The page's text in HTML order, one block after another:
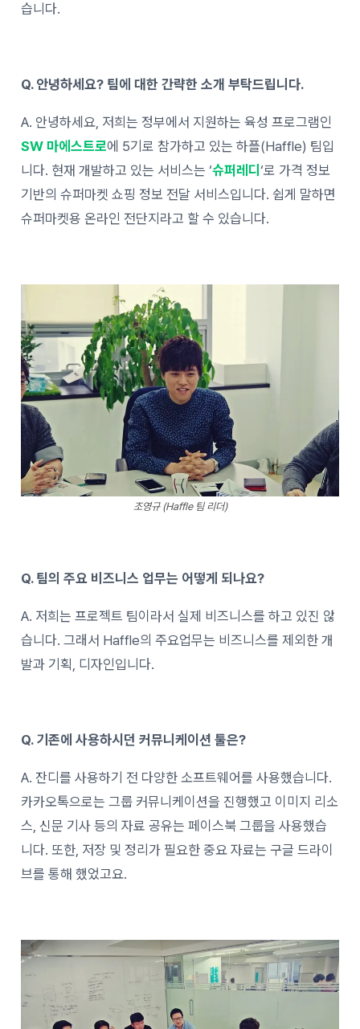
습니다.
Q. 안녕하세요? 팀에 대한 간략한 소개 부탁드립니다.
A. 안녕하세요, 저희는 정부에서 지원하는 육성 프로그램인
SW 마에스트로에 5기로 참가하고 있는 하플(Haffle) 팀입
니다. 현재 개발하고 있는 서비스는 ‘슈퍼레디‘로 가격 정보
기반의 슈퍼마켓 쇼핑 정보 전달 서비스입니다. 쉽게 말하면
슈퍼마켓용 온라인 전단지라고 할 수 있습니다.
조영규 (Haffle 팀 리더)
Q. 팀의 주요 비즈니스 업무는 어떻게 되나요?
A. 저희는 프로젝트 팀이라서 실제 비즈니스를 하고 있진 않
습니다. 그래서 Haffle의 주요업무는 비즈니스를 제외한 개
발과 기획, 디자인입니다.
Q. 기존에 사용하시던 커뮤니케이션 툴은?
A. 잔디를 사용하기 전 다양한 소프트웨어를 사용했습니다.
카카오톡으로는 그룹 커뮤니케이션을 진행했고 이미지 리소
스, 신문 기사 등의 자료 공유는 페이스북 그룹을 사용했습
니다. 또한, 저장 및 정리가 필요한 중요 자료는 구글 드라이
브를 통해 했었고요.